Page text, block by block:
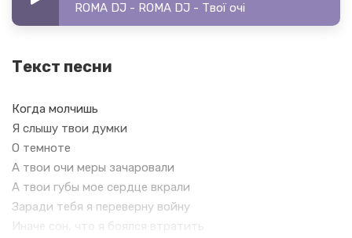
ROMA DJ - ROMA DJ - Твої очі
Текст песни
Когда молчишь
Я слышу твои думки
О темноте
А твои очи меры зачаровали
А твои губы мое сердце вкрали
Заради тебя я переверну войну
Иначе сон, что я боялся втратить